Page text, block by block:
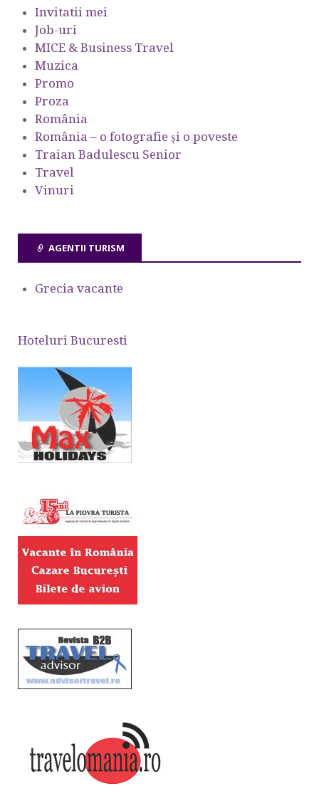
Invitatii mei
Job-uri
MICE & Business Travel
Muzica
Promo
Proza
România
România – o fotografie şi o poveste
Traian Badulescu Senior
Travel
Vinuri
AGENTII TURISM
Grecia vacante
Hoteluri Bucuresti